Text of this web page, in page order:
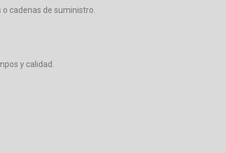
cadenas de suministro.
y calidad.